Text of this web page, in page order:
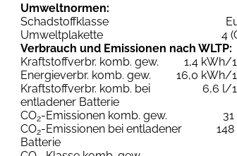
Umweltnormen:
Schadstoffklasse
Umweltplakette
4
Verbrauch und Emissionen nach WLTP:
Kraftstoffverbr. komb. gew.
1,4 kWh/
Energieverbr. komb. gew.
16,0 kWh/
Kraftstoffverbr. komb. bei
entladener Batterie
6,6 l/
CO2-Emissionen komb. gew.
CO2-Emissionen bei entladener
Batterie